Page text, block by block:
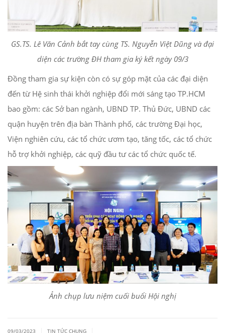
GS.TS. Lê Văn Cảnh bắt tay cùng TS. Nguyễn Việt Dũng và đại
diện các trường ĐH tham gia ký kết ngày 09/3
Đồng tham gia sự kiện còn có sự góp mặt của các đại diện
đến từ Hệ sinh thái khởi nghiệp đổi mới sáng tạo TP.HCM
bao gồm: các Sở ban ngành, UBND TP. Thủ Đức, UBND các
quận huyện trên địa bàn Thành phố, các trường Đại học,
Viện nghiên cứu, các tổ chức ươm tạo, tăng tốc, các tổ chức
hỗ trợ khởi nghiệp, các quỹ đầu tư các tổ chức quốc tế.
Ảnh chụp lưu niệm cuối buổi Hội nghị
09/03/2023 TIN TỨC CHUNG